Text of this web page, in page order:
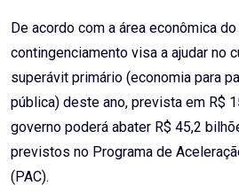
De acordo com a área econômica
contingenciamento visa a ajudar no
superávit primário (economia para
pública) deste ano, prevista em R$
governo poderá abater R$ 45,2
previstos no Programa de
(PAC).